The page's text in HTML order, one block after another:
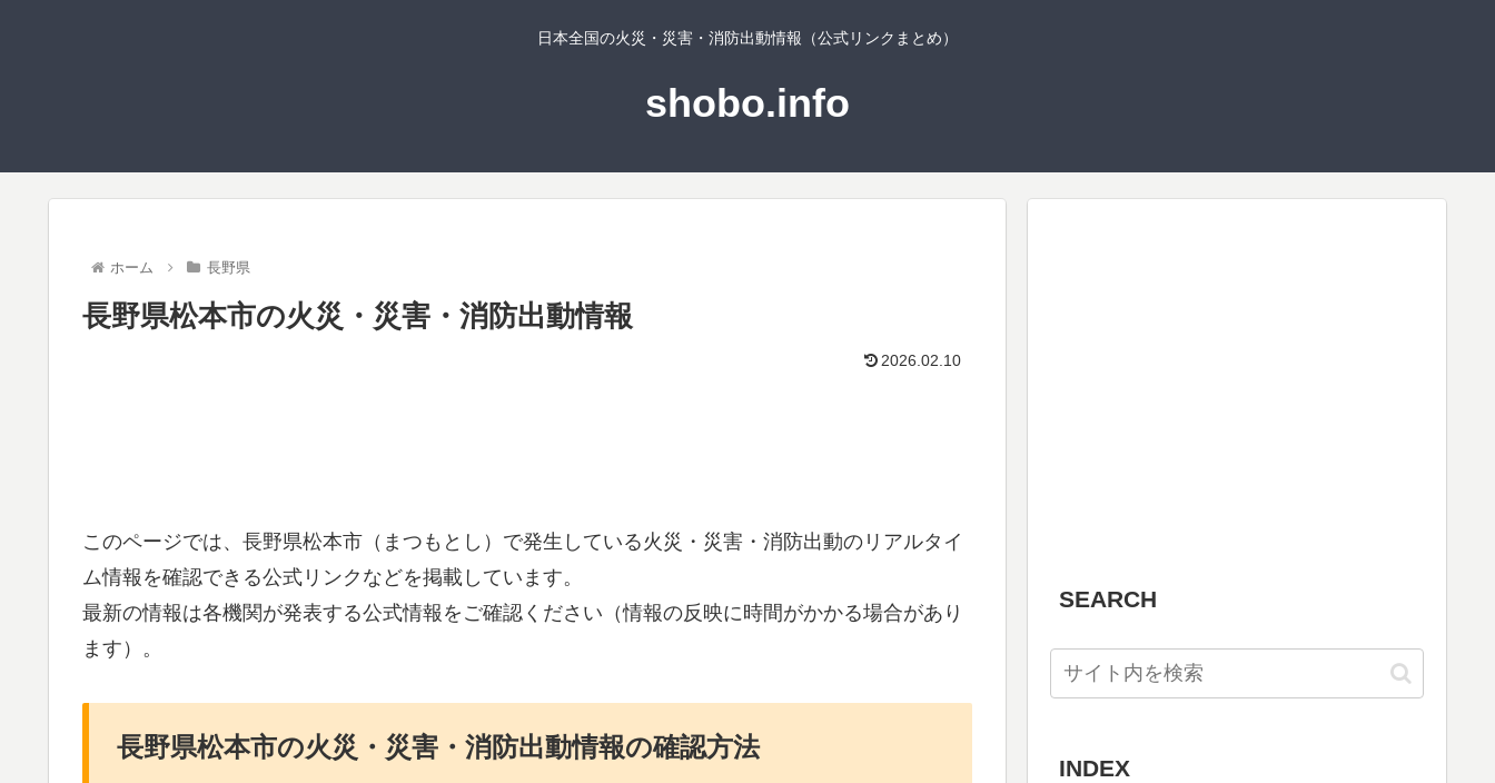
日本全国の火災・災害・消防出動情報（公式リンクまとめ）
shobo.info
ホーム 長野県
長野県松本市の火災・災害・消防出動情報
2026.02.10
このページでは、長野県松本市（まつもとし）で発生している火災・災害・消防出動のリアルタイ
ム情報を確認できる公式リンクなどを掲載しています。
最新の情報は各機関が発表する公式情報をご確認ください（情報の反映に時間がかかる場合があり
ます）。
長野県松本市の火災・災害・消防出動情報の確認方法
SEARCH
INDEX